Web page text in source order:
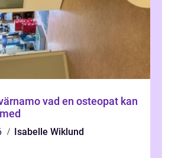
en osteopat kan
Isabelle Wiklund